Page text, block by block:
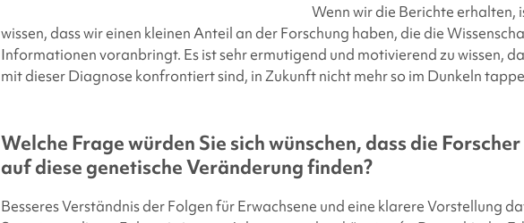
Wenn wir die Berichte erhalten,
wissen, dass wir einen kleinen Anteil an der Forschung haben, die die
Informationen voranbringt. Es ist sehr ermutigend und motivierend zu wissen,
mit dieser Diagnose konfrontiert sind, in Zukunft nicht mehr so im Dunkeln
Welche Frage würden Sie sich wünschen, dass die
auf diese genetische Veränderung finden?
Besseres Verständnis der Folgen für Erwachsene und eine klarere Vorstellung